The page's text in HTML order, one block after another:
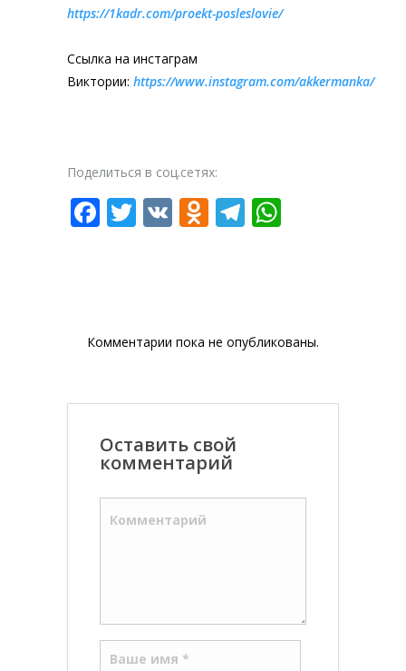
https://1kadr.com/proekt-posleslovie/
Ссылка на инстаграм
Виктории: https://www.instagram.com/akkermanka/
Поделиться в соц.сетях:
Facebook
Twitter
VK Odnoklassniki
Telegram
Комментарии пока не опубликованы.
Оставить свой
комментарий